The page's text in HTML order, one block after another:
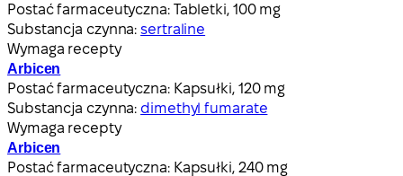
Postać farmaceutyczna: Tabletki, 100 mg
Substancja czynna:sertraline
Wymaga recepty
Arbicen
Postać farmaceutyczna: Kapsułki, 120 mg
Substancja czynna: dimethyl fumarate
Wymaga recepty
Arbicen
Postać farmaceutyczna: Kapsułki, 240 mg